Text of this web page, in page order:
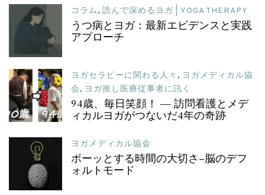
コラム, 読んで深めるヨガ | YOGA THERAPY
うつ病とヨガ：最新エビデンスと実践
アプローチ
ヨガセラピーに関わる人々 , ヨガメディカル協
会, ヨガ推し医療従事者に訊く
94歳、毎日笑顔！ ― 訪問看護とメデ
ィカルヨガがつないだ4年の奇跡
ヨガメディカル協会
ボーッとする時間の大切さ–脳のデフ
ォルトモード